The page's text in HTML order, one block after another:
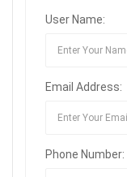
User Name:
Email Address:
Phone Number: